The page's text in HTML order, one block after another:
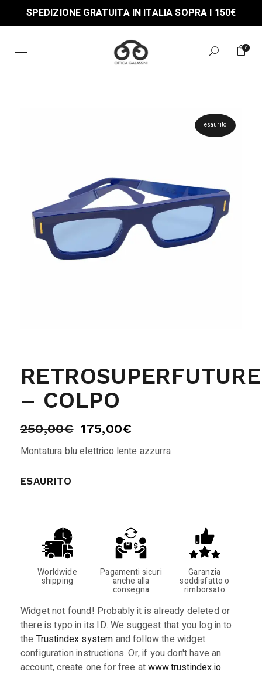
the
SPEDIZIONE GRATUITA IN ITALIA SOPRA I 150€
0
esaurito
RETROSUPERFUTURE
– COLPO
250,00€ 175,00€
Montatura blu elettrico lente azzurra
ESAURITO
Worldwide
shipping
Pagamenti sicuri
anche alla
consegna
Garanzia
soddisfatto o
rimborsato
Widget not found! Probably it is already deleted or
there is typo in its ID. We suggest that you log in to
the Trustindex system and follow the widget
configuration instructions. Or, if you don't have an
account, create one for free atwww.trustindex.io